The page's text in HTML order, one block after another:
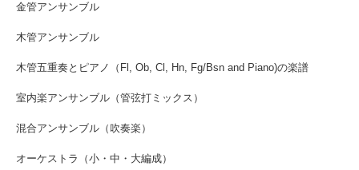
金管アンサンブル
木管アンサンブル
木管五重奏とピアノ（Fl, Ob, Cl, Hn, Fg/Bsn and Piano)の楽譜
室内楽アンサンブル（管弦打ミックス）
混合アンサンブル（吹奏楽）
オーケストラ（小・中・大編成）